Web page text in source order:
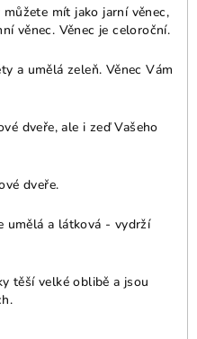
mít jako jarní věnec,
věnec. Věnec je celoroční.
a umělá zeleň. Věnec Vám
dveře, ale i zeď Vašeho
dveře.
umělá a látková - vydrží
těší velké oblibě a jsou